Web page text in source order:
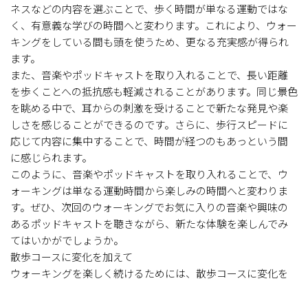
ネスなどの内容を選ぶことで、歩く時間が単なる運動ではな
く、有意義な学びの時間へと変わります。これにより、ウォー
キングをしている間も頭を使うため、更なる充実感が得られ
ます。
また、音楽やポッドキャストを取り入れることで、長い距離
を歩くことへの抵抗感も軽減されることがあります。同じ景色
を眺める中で、耳からの刺激を受けることで新たな発見や楽
しさを感じることができるのです。さらに、歩行スピードに
応じて内容に集中することで、時間が経つのもあっという間
に感じられます。
このように、音楽やポッドキャストを取り入れることで、ウ
ォーキングは単なる運動時間から楽しみの時間へと変わりま
す。ぜひ、次回のウォーキングでお気に入りの音楽や興味の
あるポッドキャストを聴きながら、新たな体験を楽しんでみ
てはいかがでしょうか。
散歩コースに変化を加えて
ウォーキングを楽しく続けるためには、散歩コースに変化を